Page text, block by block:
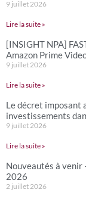
9 juillet 2026
Lire la suite »
[INSIGHT NPA]
Amazon Prime
9 juillet 2026
Lire la suite »
Le décret imposant
investissements
9 juillet 2026
Lire la suite »
Nouveautés à venir
2026
2 juillet 2026